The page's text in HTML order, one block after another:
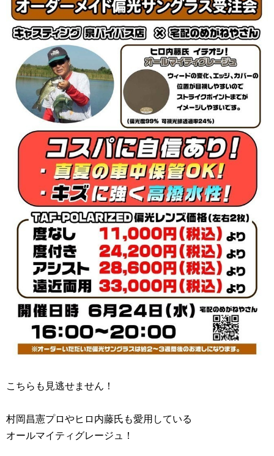
こちらも見逃せません！
村岡昌憲プロやヒロ内藤氏も愛用している
オールマイティグレージュ！